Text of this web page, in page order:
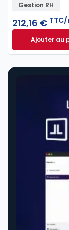
Gestion RH
212,16 €
Ajouter au